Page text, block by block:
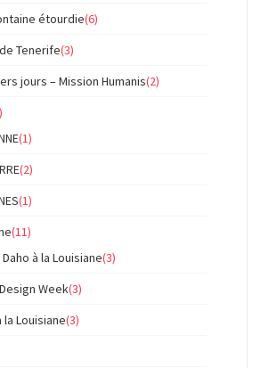
étourdie(6)
Tenerife(3)
jours – Mission Humanis(2)
(1)
(2)
(1)
(11)
à la Louisiane(3)
Week(3)
la Louisiane(3)